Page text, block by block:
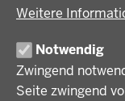
Weitere
Notwendig
Zwingend
Seite zwingend
Regionalplanung
Wirtschaft, Kultur
Zusammenarbeit
Regierungsbezirk
Geschichte und
Behördenleitung
Förderlotsinnen
KARRIERE UND